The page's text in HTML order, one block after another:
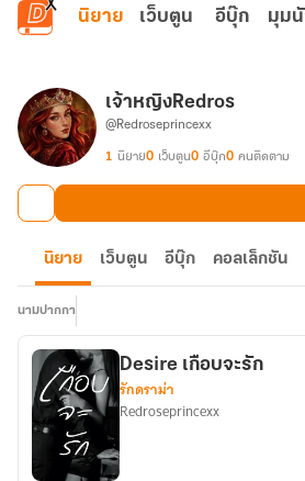
ข้ามไปยังเนื้อหาหลัก
นิยาย เว็บตูน อีบุ๊ก มุม
เจ้าหญิงRedros
@Redroseprincexx
1 นิยาย0 เว็บตูน0 อีบุ๊ก0 คนติดตาม
นิยาย เว็บตูน อีบุ๊ก คอลเล็กชัน
นามปากกา
Desire เกือบจะรัก
รักดราม่า
Redroseprincexx